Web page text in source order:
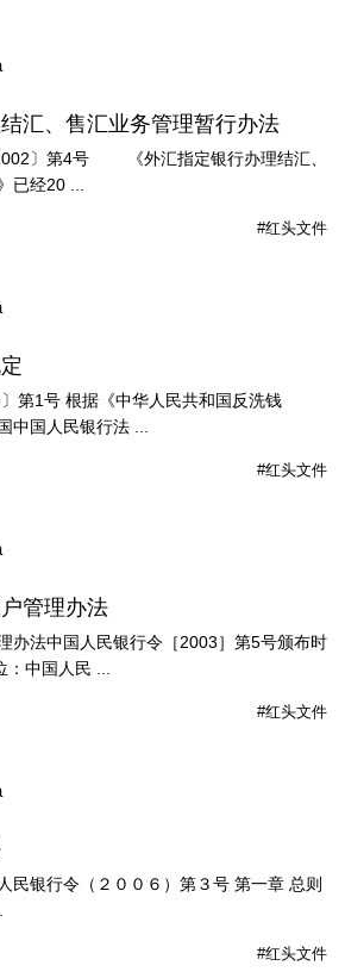
汇、售汇业务管理暂行办法
〕第4号 《外汇指定银行办理结汇、
已经20 ...
#红头文件
第1号 根据《中华人民共和国反洗钱
中国人民银行法 ...
#红头文件
管理办法
办法中国人民银行令［2003］第5号颁布时
中国人民 ...
#红头文件
民银行令（２００６）第３号 第一章 总则
#红头文件